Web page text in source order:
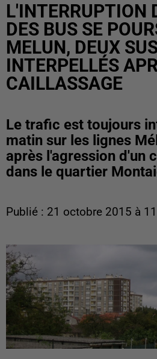
L'INTERRUPTION
DES BUS SE
MELUN, DEUX
INTERPELLÉS
CAILLASSAGE
Le trafic est toujours
matin sur les lignes
après l'agression d'un
dans le quartier
Publié : 21 octobre 2015 à